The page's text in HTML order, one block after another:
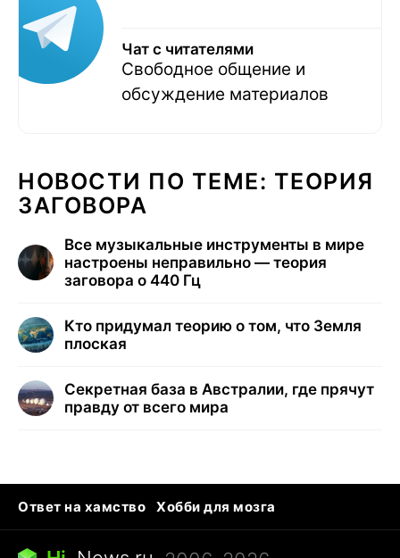
Чат с читателями
Свободное общение и
обсуждение материалов
НОВОСТИ ПО ТЕМЕ: ТЕОРИЯ
ЗАГОВОРА
Все музыкальные инструменты в мире
настроены неправильно — теория
заговора о 440 Гц
Кто придумал теорию о том, что Земля
плоская
Секретная база в Австралии, где прячут
правду от всего мира
Ответ на хамство
Хобби для мозга
Бензин 100 и 95
Тунцы в океанариуме
Следующая пандемия